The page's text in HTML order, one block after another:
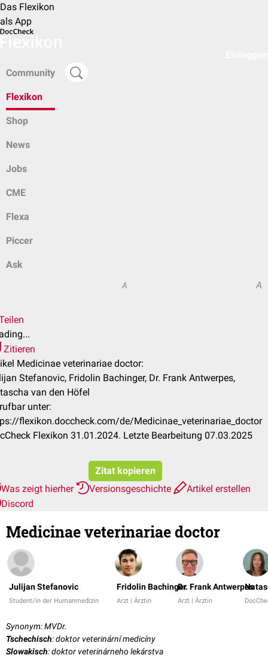
Das Flexikon
als App
Community
Flexikon
Shop
News
Jobs
CME
Flexa
Piccer
Ask
A A
Zitieren
Medicinae veterinariae doctor:
Stefanovic, Fridolin Bachinger, Dr. Frank Antwerpes,
van den Höfel
unter:
flexikon.doccheck.com/de/Medicinae_veterinariae_doctor
Flexikon 31.01.2024. Letzte Bearbeitung 07.03.2025
Zitat kopieren
Was zeigt hierher
Versionsgeschichte
Artikel erstellen
Discord
Medicinae veterinariae doctor
Julijan Stefanovic
Student/in der Humanmedizin
Fridolin Bachinger
Arzt | Ärztin
Dr. Frank Antwerpes
Arzt | Ärztin
Synonym: MVDr.
Tschechisch: doktor veterinární medicíny
Slowakisch: doktor veterinárneho lekárstva